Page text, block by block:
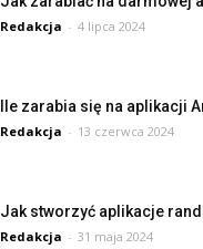
Redakcja - 4 lipca 2024
Ile zarabia się na aplikacji
Redakcja - 13 czerwca 2024
Jak stworzyć aplikacje
Redakcja - 31 maja 2024